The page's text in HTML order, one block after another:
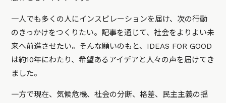
一人でも多くの人にインスピレーションを届け、次の行動
のきっかけをつくりたい。記事を通じて、社会をよりよい未
来へ前進させたい。そんな願いのもと、IDEAS FOR GOOD
は約10年にわたり、希望あるアイデアと人々の声を届けてき
ました。
一方で現在、気候危機、社会の分断、格差、民主主義の揺